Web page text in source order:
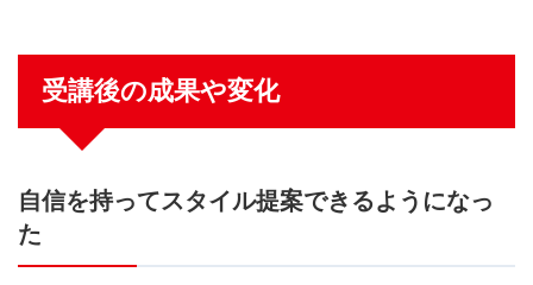
受講後の成果や変化
自信を持ってスタイル提案できるようになっ
た